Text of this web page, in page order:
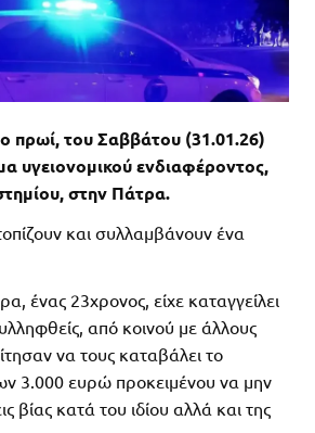
πρωί, του Σαββάτου (31.01.26)
υγειονομικού ενδιαφέροντος,
στην Πάτρα.
και συλλαμβάνουν ένα
ένας 23χρονος, είχε καταγγείλει
από κοινού με άλλους
να τους καταβάλει το
3.000 ευρώ προκειμένου να μην
βίας κατά του ιδίου αλλά και της